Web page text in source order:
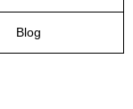
Blog